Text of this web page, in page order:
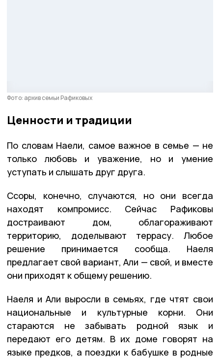
Фото: архив семьи Рафиковых
Ценности и традиции
По словам Наели, самое важное в семье — не
только любовь и уважение, но и умение
уступать и слышать друг друга.
Ссоры, конечно, случаются, но они всегда
находят компромисс. Сейчас Рафиковы
достраивают дом, облагораживают
территорию, доделывают террасу. Любое
решение принимается сообща. Наеля
предлагает свой вариант, Али — свой, и вместе
они приходят к общему решению.
Наеля и Али выросли в семьях, где чтят свои
национальные и культурные корни. Они
стараются не забывать родной язык и
передают его детям. В их доме говорят на
языке предков, а поездки к бабушке в родные